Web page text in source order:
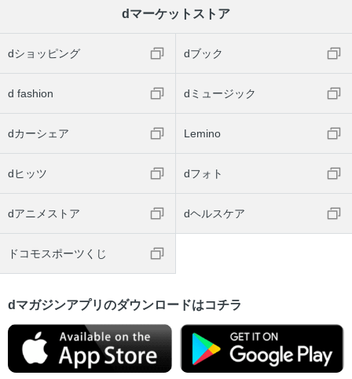
dマーケットストア
dショッピング dブック
d fashion dミュージック
dカーシェア Lemino
dヒッツ dフォト
dアニメストア dヘルスケア
ドコモスポーツくじ
dマガジンアプリのダウンロードはコチラ